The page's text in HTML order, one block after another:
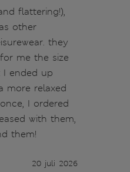
flattering!),
other
they
me the size
I ended up
more relaxed
I ordered
with them,
them!
20 juli 2026